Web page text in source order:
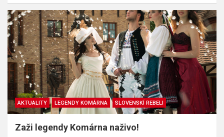
AKTUALITY LEGENDY KOMÁRNA SLOVENSKÍ REBELI
Zaži legendy Komárna naživo!